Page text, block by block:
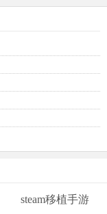
steam移植手游